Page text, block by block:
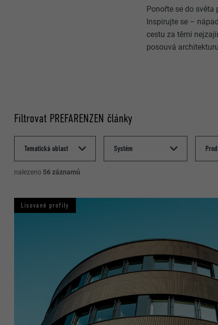
Ponořte se do
Inspirujte se –
cestu za těmi
posouvá
Filtrovat PREFARENZEN články
nalezeno 56 záznamů
Lisované profily